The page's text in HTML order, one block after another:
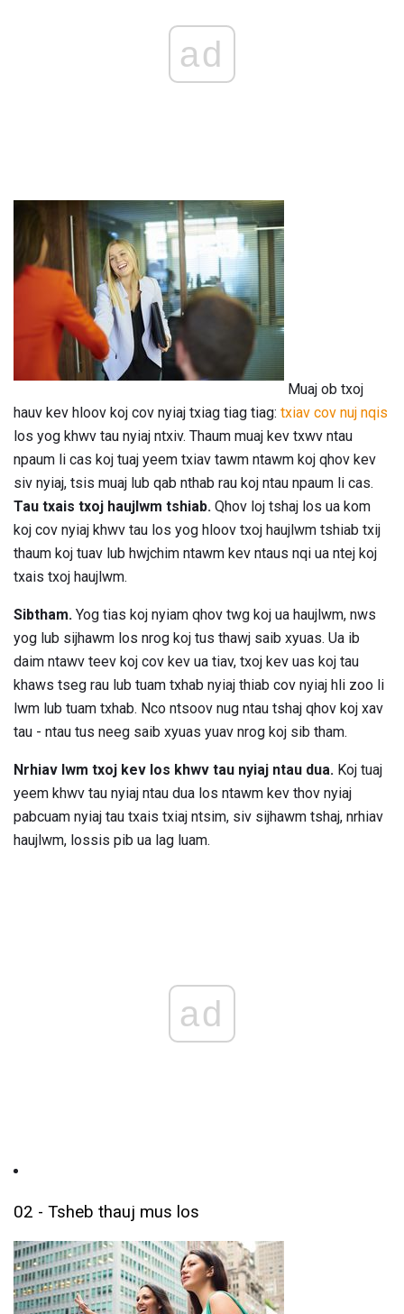
ad
Muaj ob txoj
hauv kev hloov koj cov nyiaj txiag tiag tiag: txiav cov nuj nqis
los yog khwv tau nyiaj ntxiv. Thaum muaj kev txwv ntau
npaum li cas koj tuaj yeem txiav tawm ntawm koj qhov kev
siv nyiaj, tsis muaj lub qab nthab rau koj ntau npaum li cas.
Tau txais txoj haujlwm tshiab. Qhov loj tshaj los ua kom
koj cov nyiaj khwv tau los yog hloov txoj haujlwm tshiab txij
thaum koj tuav lub hwjchim ntawm kev ntaus nqi ua ntej koj
txais txoj haujlwm.
Sibtham. Yog tias koj nyiam qhov twg koj ua haujlwm, nws
yog lub sijhawm los nrog koj tus thawj saib xyuas. Ua ib
daim ntawv teev koj cov kev ua tiav, txoj kev uas koj tau
khaws tseg rau lub tuam txhab nyiaj thiab cov nyiaj hli zoo li
lwm lub tuam txhab. Nco ntsoov nug ntau tshaj qhov koj xav
tau - ntau tus neeg saib xyuas yuav nrog koj sib tham.
Nrhiav lwm txoj kev los khwv tau nyiaj ntau dua. Koj tuaj
yeem khwv tau nyiaj ntau dua los ntawm kev thov nyiaj
pabcuam nyiaj tau txais txiaj ntsim, siv sijhawm tshaj, nrhiav
haujlwm, lossis pib ua lag luam.
ad
02 - Tsheb thauj mus los